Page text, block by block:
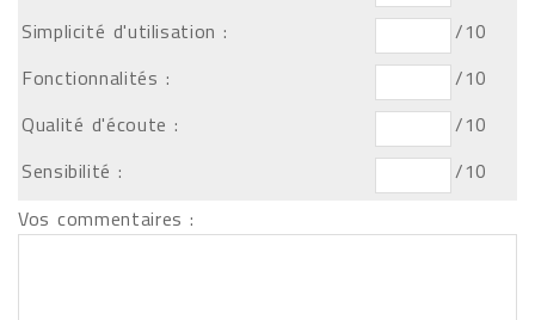
Simplicité d'utilisation :
/10
Fonctionnalités :
/10
Qualité d'écoute :
/10
Sensibilité :
/10
Vos commentaires :